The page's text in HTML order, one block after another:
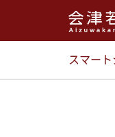
スマート